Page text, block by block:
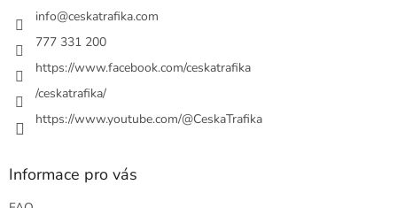
info@ceskatrafika.com
777 331 200
https://www.facebook.com/ceskatrafika
/ceskatrafika/
https://www.youtube.com/@CeskaTrafika
Informace pro vás